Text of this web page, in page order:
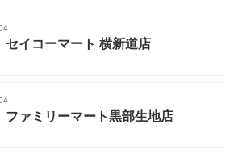
セイコーマート 横新道店
ファミリーマート黒部生地店